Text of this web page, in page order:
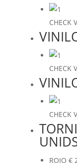
CHECK
CHECK
CHECK
ROJO €